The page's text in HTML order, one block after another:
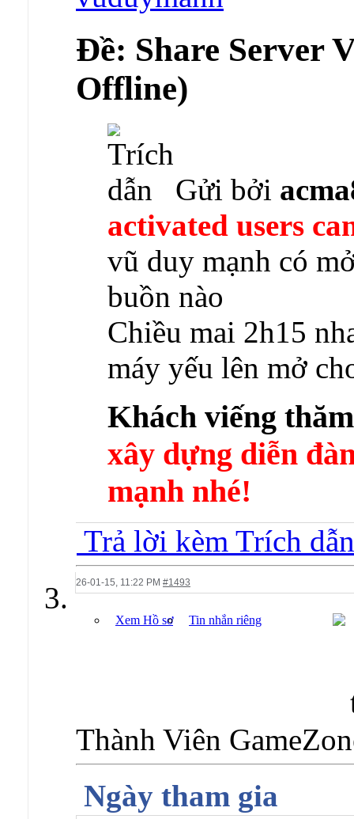
Ðề: Share Server
Offline)
Gửi bởi
activated users
vũ duy mạnh có
buồn nào
Chiều mai 2h15
máy yếu lên mở
Khách viếng
xây dựng diễn
mạnh nhé!
Trả lời kèm Trích dẫn
26-01-15, 11:22 PM #1493
Xem Hồ sơ Tin nhắn riêng
Thành Viên
Ngày tham gia